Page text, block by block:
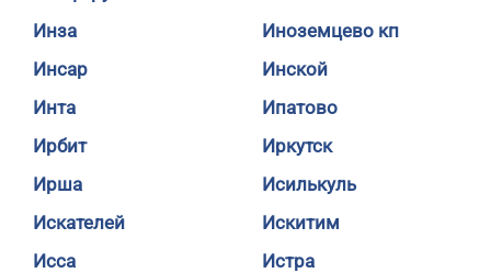
Инза
Иноземцево кп
Инсар
Инской
Инта
Ипатово
Ирбит
Иркутск
Ирша
Исилькуль
Искателей
Искитим
Исса
Истра